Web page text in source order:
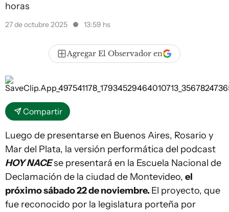
horas
27 de octubre 2025 13:59 hs
Agregar El Observador en
Compartir
Luego de presentarse en Buenos Aires, Rosario y
Mar del Plata, la versión performática del podcast
HOY NACEse presentará en la Escuela Nacional de
Declamación de la ciudad de Montevideo, el
próximo sábado 22 de noviembre. El proyecto, que
fue reconocido por la legislatura porteña por